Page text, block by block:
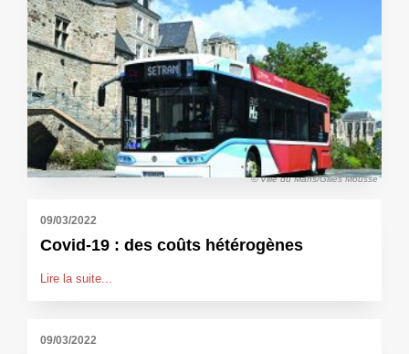
© Ville du Mans/Gilles Moussé
09/03/2022
Covid-19 : des coûts hétérogènes
Lire la suite...
09/03/2022